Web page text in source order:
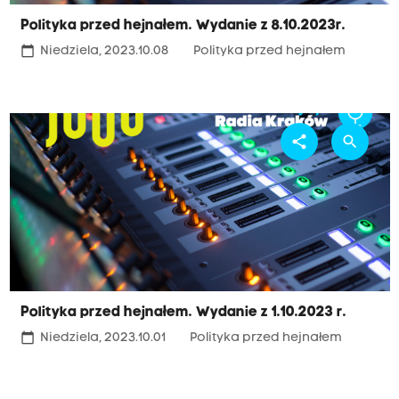
Polityka przed hejnałem. Wydanie z 8.10.2023r.
calendar_today Niedziela, 2023.10.08 Polityka przed hejnałem
Polityka przed hejnałem. Wydanie z 1.10.2023 r.
calendar_today Niedziela, 2023.10.01 Polityka przed hejnałem
share search